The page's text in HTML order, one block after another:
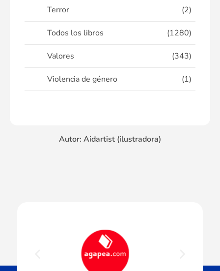
Terror (2)
Todos los libros (1280)
Valores (343)
Violencia de género (1)
Autor: Aidartist (ilustradora)